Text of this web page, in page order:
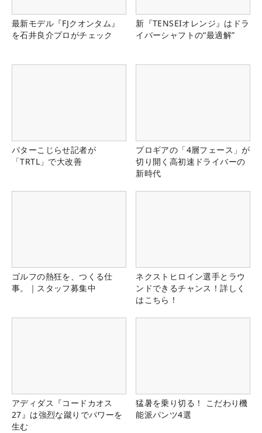
最新モデル『FJクオンタム』
を石井良介プロがチェック
新『TENSEIオレンジ』はドラ
イバーシャフトの“最適解”
パターこじらせ記者が
「TRTL」で大改善
プロギアの「4層フェース」が
切り開く高初速ドライバーの
新時代
ゴルフの熱狂を、つくる仕
事。｜スタッフ募集中
ネクストヒロイン選手とラウ
ンドできるチャンス！詳しく
はこちら！
アディダス『コードカオス
27』は強烈な蹴りでパワーを
生む
猛暑を乗り切る！ こだわり機
能派パンツ4選